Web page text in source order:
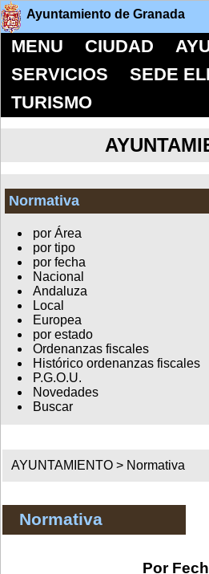
Ayuntamiento de Granada
MENU CIUDAD
SERVICIOS
SEDE
TURISMO
Normativa
por Área
por tipo
por fecha
Nacional
Andaluza
Local
Europea
por estado
Ordenanzas fiscales
Histórico ordenanzas fiscales
P.G.O.U.
Novedades
Buscar
AYUNTAMIENTO > Normativa
Normativa
Por